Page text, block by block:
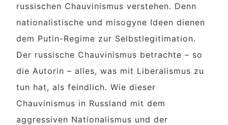
russischen Chauvinismus verstehen. Denn
nationalistische und misogyne Ideen dienen
dem Putin-Regime zur Selbstlegitimation.
Der russische Chauvinismus betrachte – so
die Autorin – alles, was mit Liberalismus zu
tun hat, als feindlich. Wie dieser
Chauvinismus in Russland mit dem
aggressiven Nationalismus und der